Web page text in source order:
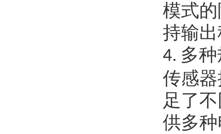
模式
持输
4. 多
传感
足了
供多